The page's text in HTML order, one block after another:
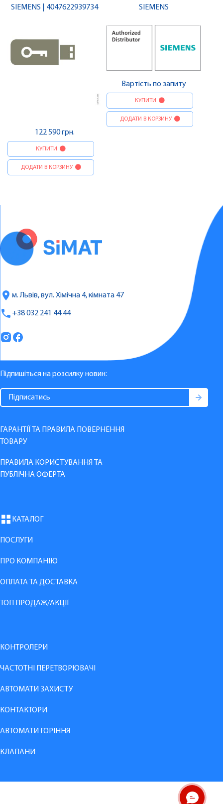
SIEMENS | 4047622939734
122 590 грн.
КУПИТИ
ДОДАТИ В КОРЗИНУ
SIEMENS
Вартість по запиту
КУПИТИ
ДОДАТИ В КОРЗИНУ
м. Львів, вул. Хімічна 4, кімната 47
+38 032 241 44 44
Підпишіться на розсилку новин:
ГАРАНТІЇ ТА ПРАВИЛА ПОВЕРНЕННЯ
ТОВАРУ
ПРАВИЛА КОРИСТУВАННЯ ТА
ПУБЛІЧНА ОФЕРТА
КАТАЛОГ
ПОСЛУГИ
ПРО КОМПАНІЮ
ОПЛАТА ТА ДОСТАВКА
ТОП ПРОДАЖ/АКЦІЇ
КОНТРОЛЕРИ
ЧАСТОТНІ ПЕРЕТВОРЮВАЧІ
АВТОМАТИ ЗАХИСТУ
КОНТАКТОРИ
АВТОМАТИ ГОРІННЯ
КЛАПАНИ